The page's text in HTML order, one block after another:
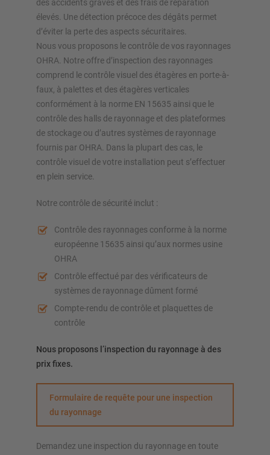
des accidents graves et des frais de réparation
élevés. Une détection précoce des dégâts permet
d’éviter la perte des aspects sécuritaires.
Nous vous proposons le contrôle de vos rayonnages
OHRA. Notre offre d’inspection des rayonnages
comprend le contrôle visuel des étagères en porte-à-
faux, à palettes et des étagères verticales
conformément à la norme EN 15635 ainsi que le
contrôle des halls de rayonnage et des plateformes
de stockage ou d’autres systèmes de rayonnage
fournis par OHRA. Dans la plupart des cas, le
contrôle visuel de votre installation peut s’effectuer
en plein service.
Notre contrôle de sécurité inclut :
Contrôle des rayonnages conforme à la norme
européenne 15635 ainsi qu’aux normes usine
OHRA
Contrôle effectué par des vérificateurs de
systèmes de rayonnage dûment formé
Compte-rendu de contrôle et plaquettes de
contrôle
Nous proposons l’inspection du rayonnage à des
prix fixes.
Formulaire de requête pour une inspection
du rayonnage
Demandez une inspection du rayonnage en toute